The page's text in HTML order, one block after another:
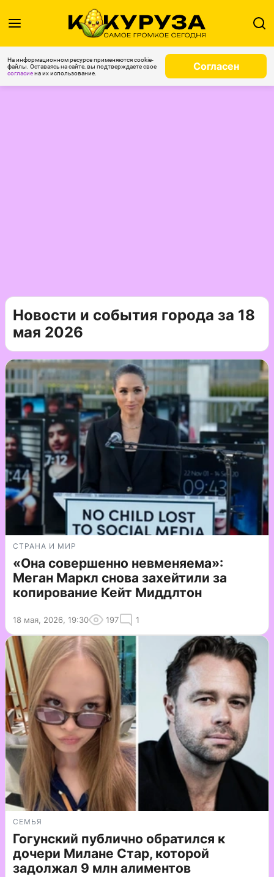
На информационном ресурсе применяются cookie-
файлы. Оставаясь на сайте, вы подтверждаете свое
согласиена их использование.
Согласен
Новости и события города за 18
мая 2026
СТРАНА И МИР
«Она совершенно невменяема»:
Меган Маркл снова захейтили за
копирование Кейт Миддлтон
18 мая, 2026, 19:30 197 1
СЕМЬЯ
Гогунский публично обратился к
дочери Милане Стар, которой
задолжал 9 млн алиментов